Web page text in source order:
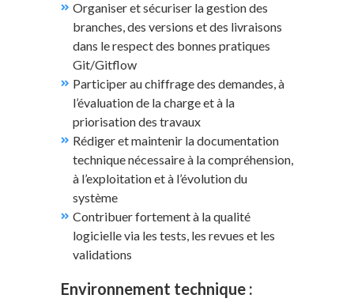
Organiser et sécuriser la gestion des
branches, des versions et des livraisons
dans le respect des bonnes pratiques
Git/Gitflow
Participer au chiffrage des demandes, à
l’évaluation de la charge et à la
priorisation des travaux
Rédiger et maintenir la documentation
technique nécessaire à la compréhension,
à l’exploitation et à l’évolution du
système
Contribuer fortement à la qualité
logicielle via les tests, les revues et les
validations
Environnement technique :